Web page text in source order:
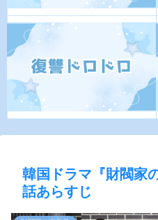
韓国ドラマ『財閥家
話あらすじ